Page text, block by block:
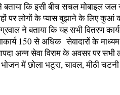
कि इसी बीच सचल मोबाइल जल
पर लोगों के प्यास बुझाने के लिए
ने बताया कि यह सभी वितरण
150 से अधिक सेवादारों के
अन्न सेवा विराम के अवसर पर सभी
में छोला भटूरा, चावल, मीठी